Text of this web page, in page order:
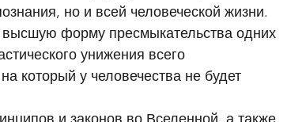
но и всей человеческой жизни.
форму пресмыкательства одних
унижения всего
который у человечества не будет